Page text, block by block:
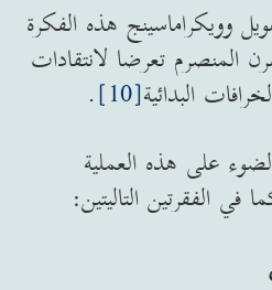
وويكراماسينج هذه الفكرة
المنصرم تعرضا لانتقادات
البدائية[10]
.
على هذه العملية
في الفقرتين التاليتين: